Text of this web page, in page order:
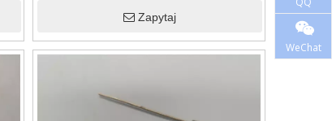
Zapytaj
WeChat